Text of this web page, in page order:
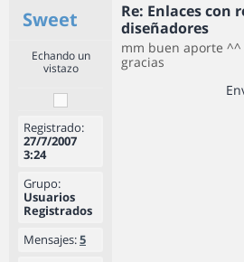
Sweet
Re: Enlaces con
diseñadores
Echando un
vistazo
Registrado:
27/7/2007
3:24
Grupo:
Usuarios
Registrados
Mensajes:5
mm buen aporte ^^
gracias